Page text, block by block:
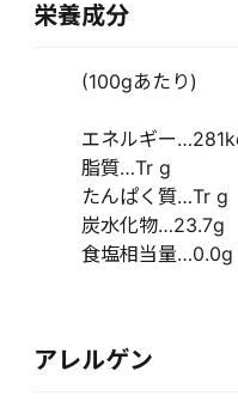
栄養成分
(100gあたり)
エネルギー
脂質…Tr g
たんぱく質…Tr g
炭水化物…23.7g
食塩相当量…0.0g
アレルゲン